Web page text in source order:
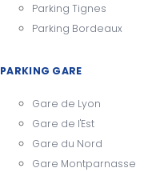
Parking Tignes
Parking Bordeaux
PARKING GARE
Gare de Lyon
Gare de l'Est
Gare du Nord
Gare Montparnasse